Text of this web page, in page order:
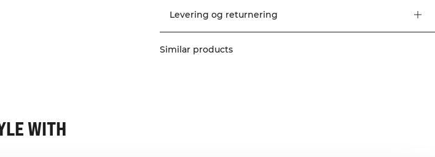
fornemmelse, mens den ribbede linning holder dem sikkert på plads. Det
bløde, strækbare polyamid/elastan følger dine bevægelser og giver
ugennemsigtig dækning og en tætsiddende pasform, der støtter uden at
Levering og returnering
Similar products
WITH